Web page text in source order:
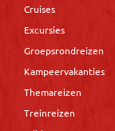
Cruises
Excursies
Groepsrondreizen
Kampeervakanties
Themareizen
Treinreizen